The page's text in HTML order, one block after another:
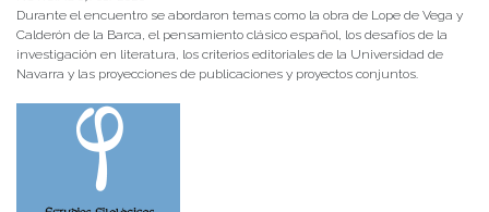
Durante el encuentro se abordaron temas como la obra de Lope de Vega y
Calderón de la Barca, el pensamiento clásico español, los desafíos de la
investigación en literatura, los criterios editoriales de la Universidad de
Navarra y las proyecciones de publicaciones y proyectos conjuntos.